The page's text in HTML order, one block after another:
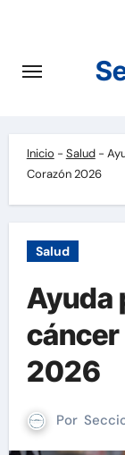
contenido
Inicio - Salud-
Corazón 2026
Salud
Ayuda
cáncer
2026
Por